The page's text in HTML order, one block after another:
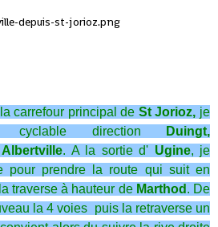
carrefour principal de St Jorioz, je
direction
Duingt,
Albertville. A la sortie d' Ugine, je
pour prendre la route qui suit en
traverse à hauteur de Marthod . De
la 4 voies puis la retraverse un